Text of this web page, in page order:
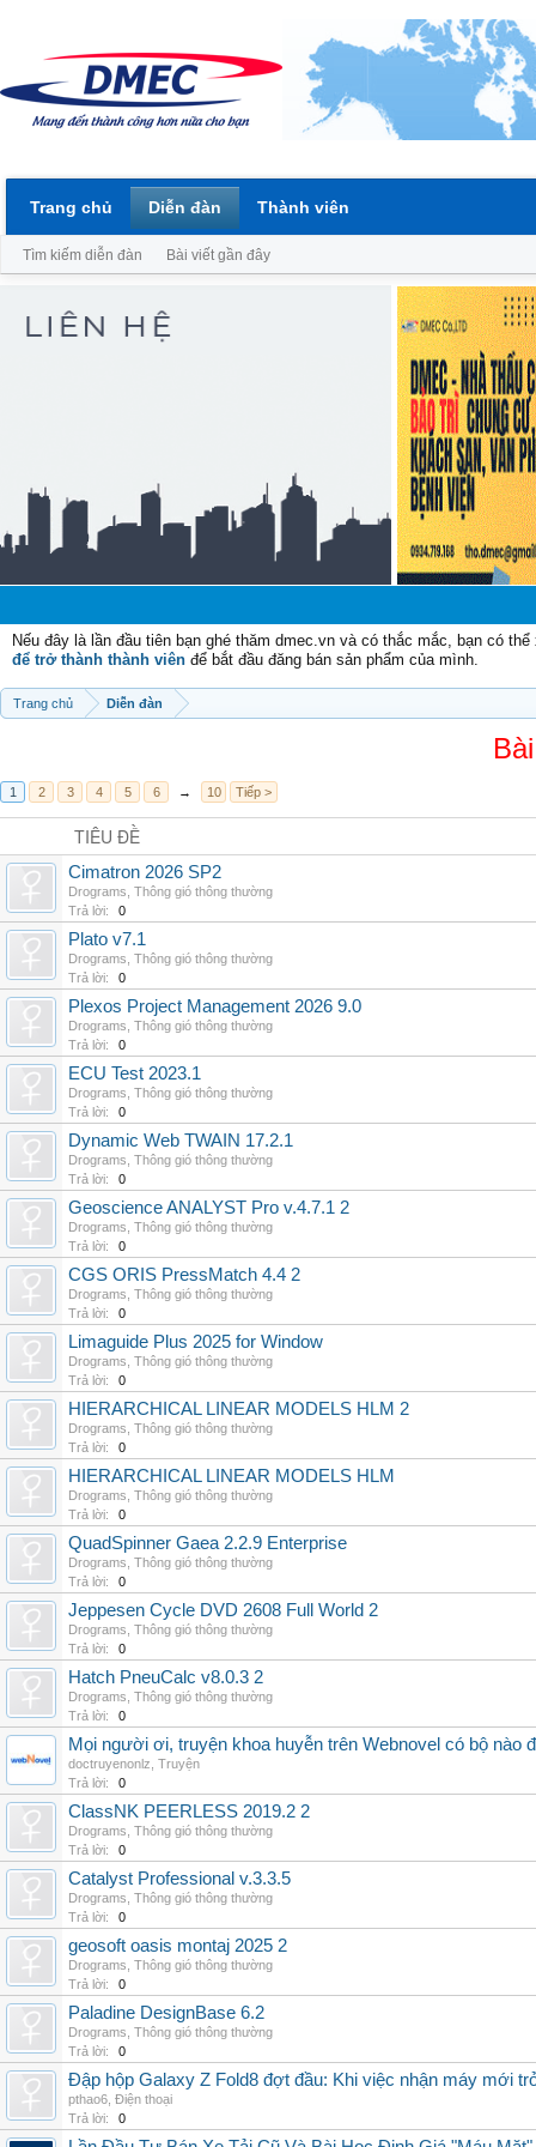
Nếu đây là lần đầu tiên bạn ghé thăm dmec.vn và có thắc mắc, bạn có
để trở thành thành viên để bắt đầu đăng bán sản phẩm của mình.
Trang chủ Diễn đàn
1 2 3 4 5 6 → 10 Tiếp >
TIÊU ĐỀ
Cimatron 2026 SP2
Drograms Thông gió thông thường
Trả lời:
0
Plato v7.1
Drograms Thông gió thông thường
Trả lời:
0
Plexos Project Management 2026 9.0
Drograms Thông gió thông thường
Trả lời:
0
ECU Test 2023.1
Drograms Thông gió thông thường
Trả lời:
0
Dynamic Web TWAIN 17.2.1
Drograms Thông gió thông thường
Trả lời:
0
Geoscience ANALYST Pro v.4.7.1 2
Drograms Thông gió thông thường
Trả lời:
0
CGS ORIS PressMatch 4.4 2
Drograms Thông gió thông thường
Trả lời:
0
Limaguide Plus 2025 for Window
Drograms Thông gió thông thường
Trả lời:
0
HIERARCHICAL LINEAR MODELS HLM 2
Drograms Thông gió thông thường
Trả lời:
0
HIERARCHICAL LINEAR MODELS HLM
Drograms Thông gió thông thường
Trả lời:
0
QuadSpinner Gaea 2.2.9 Enterprise
Drograms Thông gió thông thường
Trả lời:
0
Jeppesen Cycle DVD 2608 Full World 2
Drograms Thông gió thông thường
Trả lời:
0
Hatch PneuCalc v8.0.3 2
Drograms Thông gió thông thường
Trả lời:
0
Mọi người ơi, truyện khoa huyễn trên Webnovel có bộ nào
doctruyenonlz Truyện
Trả lời:
0
ClassNK PEERLESS 2019.2 2
Drograms Thông gió thông thường
Trả lời:
0
Catalyst Professional v.3.3.5
Drograms Thông gió thông thường
Trả lời:
0
geosoft oasis montaj 2025 2
Drograms Thông gió thông thường
Trả lời:
0
Paladine DesignBase 6.2
Drograms Thông gió thông thường
Trả lời:
0
Đập hộp Galaxy Z Fold8 đợt đầu: Khi việc nhận máy mới
pthao6 Điện thoại
Trả lời:
0
Trang chủ Diễn đàn
Tìm kiếm diễn đàn Bài viết gần đây
Thành viên